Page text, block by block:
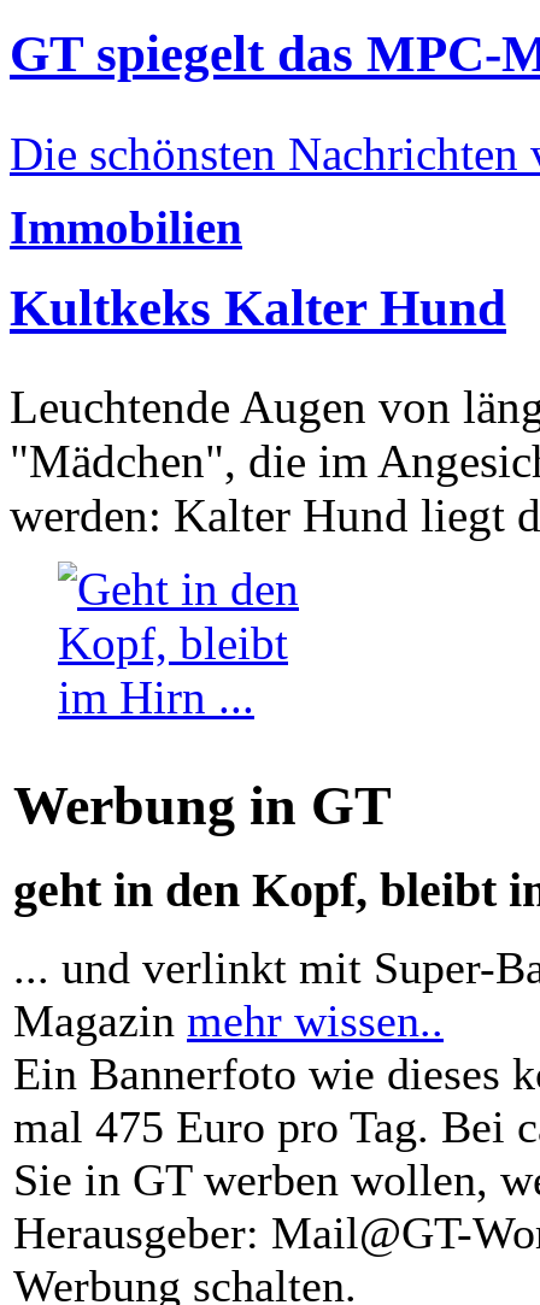
GT spiegelt das MPC-
Die schönsten Nachrichten
Immobilien
Kultkeks Kalter Hund
Leuchtende Augen von
"Mädchen", die im
werden: Kalter Hund liegt
Werbung in GT
geht in den Kopf, bleibt
... und verlinkt mit Super-
Magazin mehr wissen..
Ein Bannerfoto wie dieses
mal 475 Euro pro Tag. Bei
Sie in GT werben wollen,
Herausgeber: Mail@GT-
Werbung schalten.